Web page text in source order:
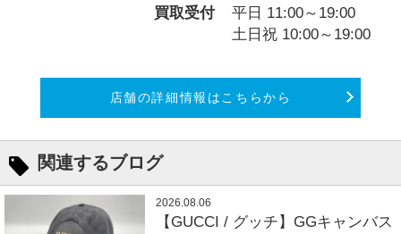
買取受付
平日 11:00～19:00
土日祝 10:00～19:00
店舗の詳細情報はこちらから
関連するブログ
2026.08.06
【GUCCI / グッチ】GGキャンバス